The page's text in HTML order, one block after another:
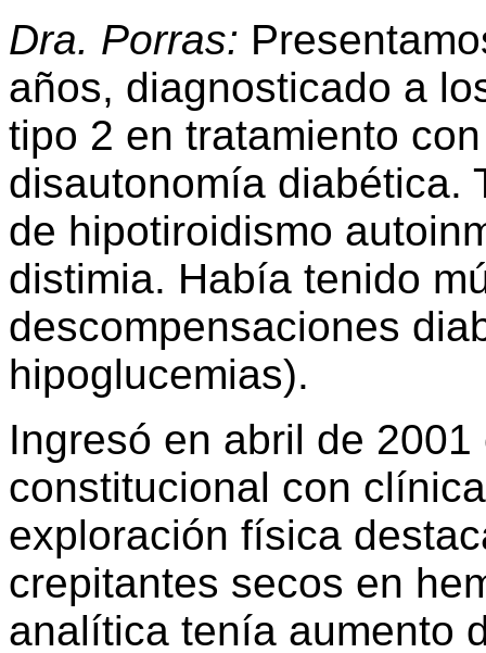
Dra. Porras:
años, diagnosticado a
tipo 2 en tratamiento
disautonomía diabética.
de hipotiroidismo
distimia. Había tenido
descompensaciones
hipoglucemias).
Ingresó en abril de
constitucional con
exploración física
crepitantes secos en
analítica tenía aumento